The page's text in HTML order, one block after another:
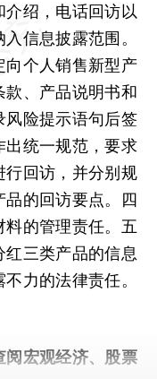
绍，电话回访以
信息披露范围。
向个人销售新型产
、产品说明书和
风险提示语句后签
出统一规范，要求
行回访，并分别规
的回访要点。四
的管理责任。五
三类产品的信息
力的法律责任。
阅宏观经济、股票